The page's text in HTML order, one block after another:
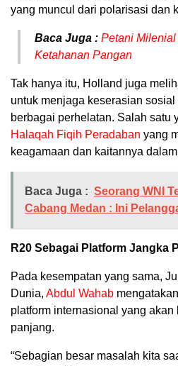
yang muncul dari polarisasi dan
Baca Juga : Petani
Ketahanan Pangan
Tak hanya itu, Holland juga
untuk menjaga keserasian
berbagai perhelatan. Salah satu
Halaqah Fiqih Peradaban yang
keagamaan dan kaitannya
Baca Juga : Seorang WNI
Cabang Medan : Ini
R20 Sebagai Platform Jangka
Pada kesempatan yang sama,
Dunia, Abdul Wahab
platform internasional yang
panjang.
“Sebagian besar masalah kita